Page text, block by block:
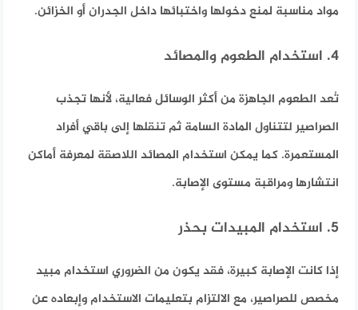
مواد مناسبة لمنع دخولها واختبائها داخل الجدران أو الخزائن.
4. استخدام الطعوم والمصائد
تُعد الطعوم الجاهزة من أكثر الوسائل فعالية، لأنها تجذب
الصراصير لتتناول المادة السامة ثم تنقلها إلى باقي أفراد
المستعمرة. كما يمكن استخدام المصائد اللاصقة لمعرفة أماكن
انتشارها ومراقبة مستوى الإصابة.
5. استخدام المبيدات بحذر
إذا كانت الإصابة كبيرة، فقد يكون من الضروري استخدام مبيد
مخصص للصراصير، مع الالتزام بتعليمات الاستخدام وإبعاده عن